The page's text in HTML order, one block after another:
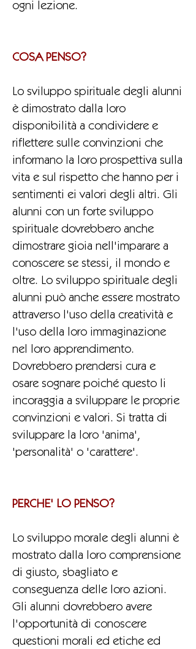
ogni lezione.
COSA PENSO?
Lo sviluppo spirituale degli alunni
è dimostrato dalla loro
disponibilità a condividere e
riflettere sulle convinzioni che
informano la loro prospettiva sulla
vita e sul rispetto che hanno per i
sentimenti ei valori degli altri. Gli
alunni con un forte sviluppo
spirituale dovrebbero anche
dimostrare gioia nell'imparare a
conoscere se stessi, il mondo e
oltre. Lo sviluppo spirituale degli
alunni può anche essere mostrato
attraverso l'uso della creatività e
l'uso della loro immaginazione
nel loro apprendimento.
Dovrebbero prendersi cura e
osare sognare poiché questo li
incoraggia a sviluppare le proprie
convinzioni e valori. Si tratta di
sviluppare la loro 'anima',
'personalità' o 'carattere'.
PERCHE' LO PENSO?
Lo sviluppo morale degli alunni è
mostrato dalla loro comprensione
di giusto, sbagliato e
conseguenza delle loro azioni.
Gli alunni dovrebbero avere
l'opportunità di conoscere
questioni morali ed etiche ed